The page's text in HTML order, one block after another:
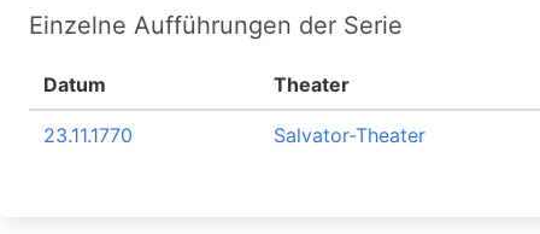
Einzelne Aufführungen der Serie
Datum Theater
23.11.1770 Salvator-Theater